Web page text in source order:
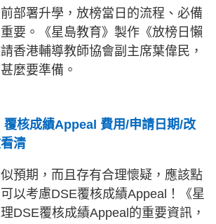
部署升學，放榜當日的流程、必備
要。《星島教育》製作《放榜日懶
香港輔導教師協會副主席葉偉民，
麼要準備。
覆核成績Appeal 費用/申請日期/改
清
預期，而且存有合理懷疑，應該點
以考慮DSE覆核成績Appeal！《星
DSE覆核成績Appeal的重要資訊，